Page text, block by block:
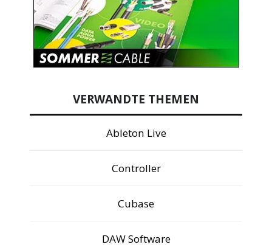
VERWANDTE THEMEN
Ableton Live
Controller
Cubase
DAW Software